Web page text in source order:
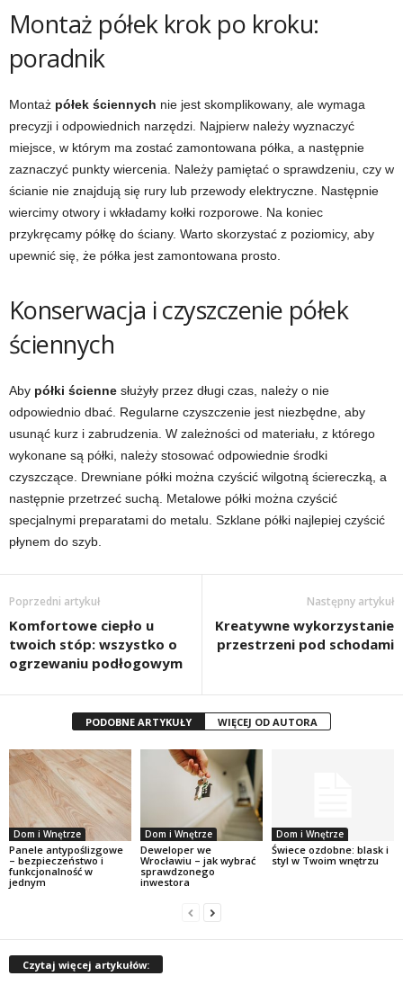
Montaż półek krok po kroku:
poradnik
Montaż półek ściennych nie jest skomplikowany, ale wymaga
precyzji i odpowiednich narzędzi. Najpierw należy wyznaczyć
miejsce, w którym ma zostać zamontowana półka, a następnie
zaznaczyć punkty wiercenia. Należy pamiętać o sprawdzeniu, czy w
ścianie nie znajdują się rury lub przewody elektryczne. Następnie
wiercimy otwory i wkładamy kołki rozporowe. Na koniec
przykręcamy półkę do ściany. Warto skorzystać z poziomicy, aby
upewnić się, że półka jest zamontowana prosto.
Konserwacja i czyszczenie półek
ściennych
Aby półki ścienne służyły przez długi czas, należy o nie
odpowiednio dbać. Regularne czyszczenie jest niezbędne, aby
usunąć kurz i zabrudzenia. W zależności od materiału, z którego
wykonane są półki, należy stosować odpowiednie środki
czyszczące. Drewniane półki można czyścić wilgotną ściereczką, a
następnie przetrzeć suchą. Metalowe półki można czyścić
specjalnymi preparatami do metalu. Szklane półki najlepiej czyścić
płynem do szyb.
Poprzedni artykuł
Komfortowe ciepło u
twoich stóp: wszystko o
ogrzewaniu podłogowym
Następny artykuł
Kreatywne wykorzystanie
przestrzeni pod schodami
PODOBNE ARTYKUŁY WIĘCEJ OD AUTORA
Dom i Wnętrze
Panele antypoślizgowe
– bezpieczeństwo i
funkcjonalność w
jednym
Dom i Wnętrze
Deweloper we
Wrocławiu – jak wybrać
sprawdzonego
inwestora
Dom i Wnętrze
Świece ozdobne: blask i
styl w Twoim wnętrzu
Czytaj więcej artykułów: